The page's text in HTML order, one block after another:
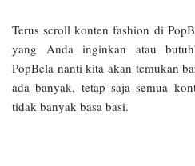
Terus scroll konten fashion di
yang Anda inginkan atau
PopBela nanti kita akan temukan
ada banyak, tetap saja semua
tidak banyak basa basi.